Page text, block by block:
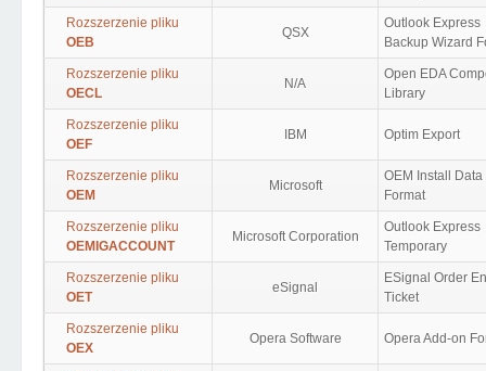
Rozszerzenie pliku
OEB
QSX
Outlook Express
Backup Wizard
Rozszerzenie pliku
OECL
N/A
Open EDA
Library
Rozszerzenie pliku
OEF
IBM Optim Export
Rozszerzenie pliku
OEM
Microsoft
OEM Install Data
Format
Rozszerzenie pliku
OEMIGACCOUNT
Microsoft Corporation
Outlook Express
Temporary
Rozszerzenie pliku
OET
eSignal
ESignal Order
Ticket
Rozszerzenie pliku
OEX
Opera Software Opera Add-on